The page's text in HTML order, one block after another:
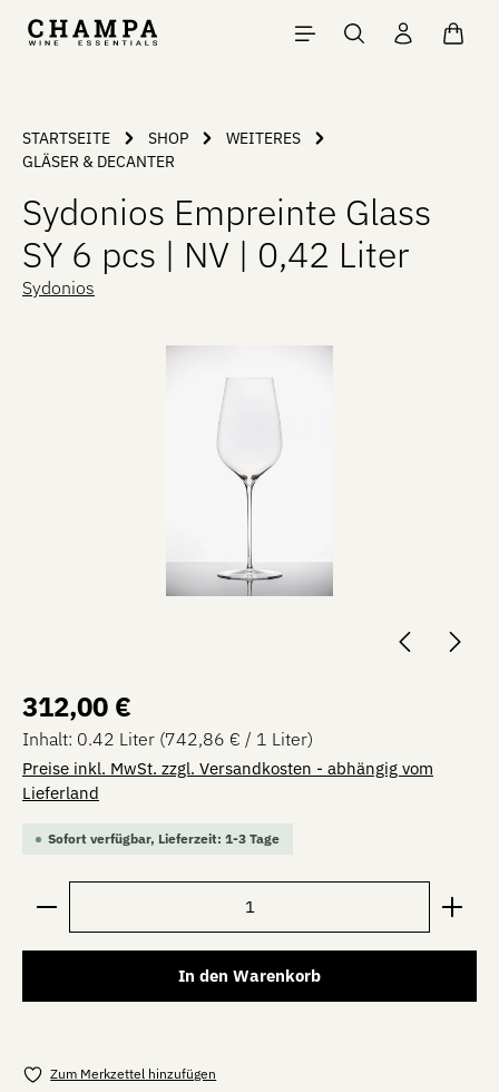
Zum Hauptinhalt springen
STARTSEITE SHOP
WEITERES
GLÄSER & DECANTER
Sydonios Empreinte Glass
SY 6 pcs | NV | 0,42 Liter
Sydonios
Regulärer Preis:
312,00 €
Inhalt: 0.42 Liter (742,86 € / 1 Liter)
Preise inkl. MwSt. zzgl. Versandkosten - abhängig vom
Lieferland
Sofort verfügbar, Lieferzeit: 1-3 Tage
Produkt Anzahl: Gib den gewünschten Wert ein
In den Warenkorb
Zum Merkzettel hinzufügen